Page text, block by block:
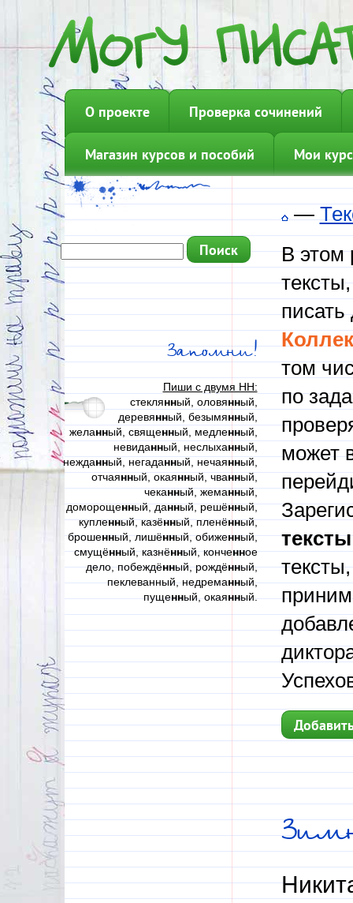
О проекте Проверка сочинений
Магазин курсов и пособий Мои
Запомни!
Пиши с двумя НН:
стеклянный, оловянный,
деревянный, безымянный,
желанный, священный, медленный,
невиданный, неслыханный,
нежданный, негаданный, нечаянный,
отчаянный, окаянный, чванный,
чеканный, жеманный,
доморощенный, данный, решённый,
купленный, казённый, пленённый,
брошенный, лишённый, обиженный,
смущённый, казнённый, конченное
дело, побеждённый, рождённый,
пеклеванный, недреманный,
пущенный, окаянный.
—
В этом
писать
том
по
может
тексты